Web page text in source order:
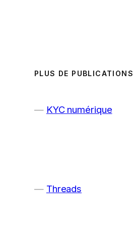
PLUS DE PUBLICATIONS
KYC numérique
Threads